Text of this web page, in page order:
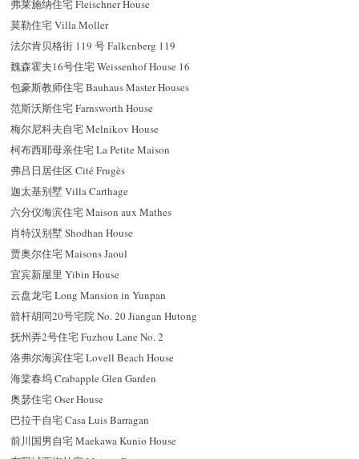
弗莱施纳住宅 Fleischner House
莫勒住宅 Villa Moller
法尔肯贝格街 119 号 Falkenberg 119
魏森霍夫16号住宅 Weissenhof House 16
包豪斯教师住宅 Bauhaus Master Houses
范斯沃斯住宅 Farnsworth House
梅尔尼科夫自宅 Melnikov House
柯布西耶母亲住宅 La Petite Maison
弗吕日居住区 Cité Frugès
迦太基别墅 Villa Carthage
六分仪海滨住宅 Maison aux Mathes
肖特汉别墅 Shodhan House
贾奥尔住宅 Maisons Jaoul
宜宾新屋里 Yibin House
云盘龙宅 Long Mansion in Yunpan
箭杆胡同20号宅院 No. 20 Jiangan Hutong
抚州弄2号住宅 Fuzhou Lane No. 2
洛弗尔海滨住宅 Lovell Beach House
海棠春坞 Crabapple Glen Garden
奥瑟住宅 Oser House
巴拉干自宅 Casa Luis Barragan
前川国男自宅 Maekawa Kunio House